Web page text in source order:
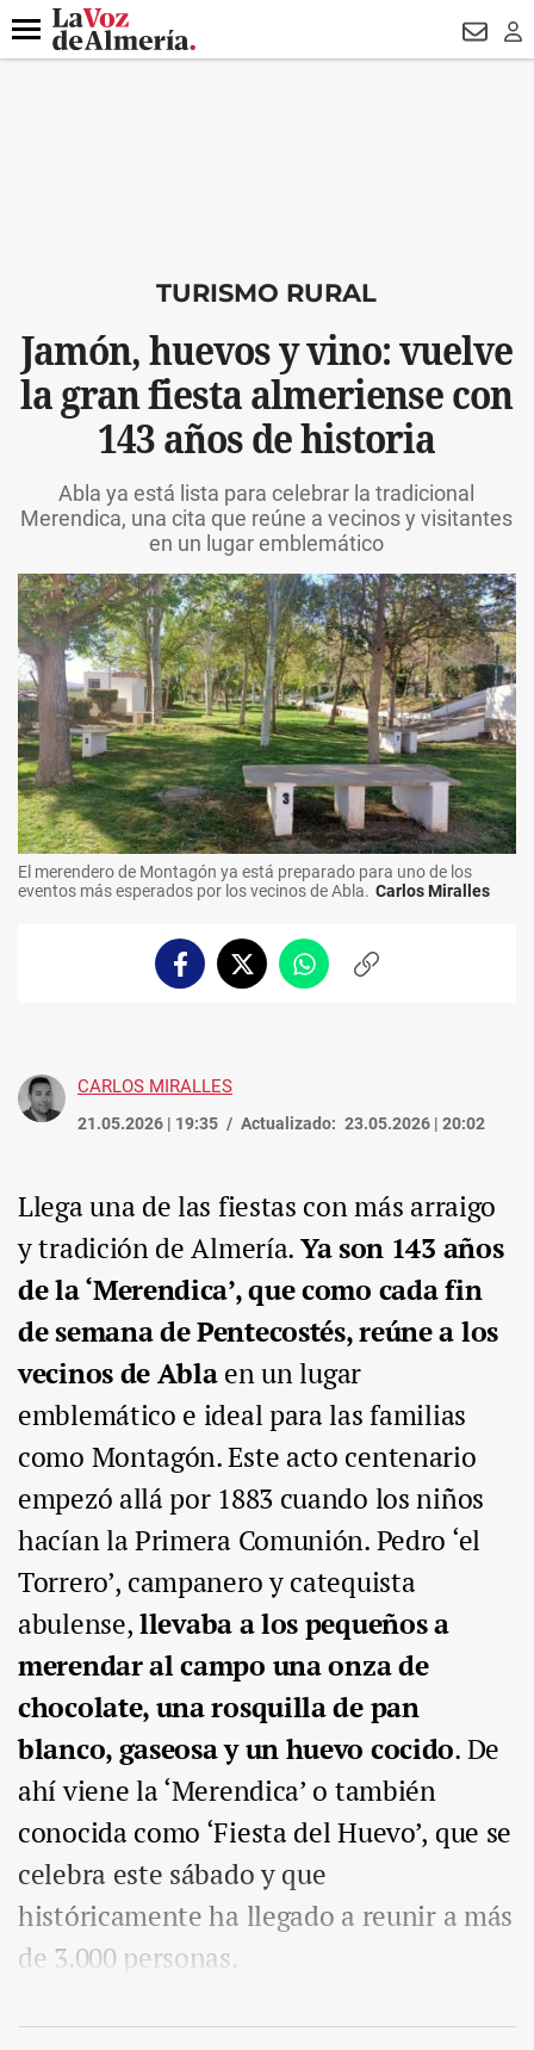
DESTACADO CONDENADOS
Menú
TURISMO RURAL
Jamón, huevos y vino: vuelve
la gran fiesta almeriense con
143 años de historia
Abla ya está lista para celebrar la tradicional
Merendica, una cita que reúne a vecinos y visitantes
en un lugar emblemático
El merendero de Montagón ya está preparado para uno de los
eventos más esperados por los vecinos de Abla. Carlos Miralles
FacebookTwitterWhatsappCopiar
CARLOS MIRALLES
21.05.2026 | 19:35 Actualizado: 23.05.2026 | 20:02
Llega una de las fiestas con más arraigo
y tradición de Almería.Ya son 143 años
de la ‘Merendica’, que como cada fin
de semana de Pentecostés, reúne a los
vecinos de Ablaen un lugar
emblemático e ideal para las familias
como Montagón. Este acto centenario
empezó allá por 1883 cuando los niños
hacían la Primera Comunión. Pedro ‘el
Torrero’, campanero y catequista
abulense,llevaba a los pequeños a
merendar al campo una onza de
chocolate, una rosquilla de pan
blanco, gaseosa y un huevo cocido. De
ahí viene la ‘Merendica’ o también
conocida como ‘Fiesta del Huevo’, que se
celebra este sábado y que
históricamente ha llegado a reunir a más
de 3.000 personas.